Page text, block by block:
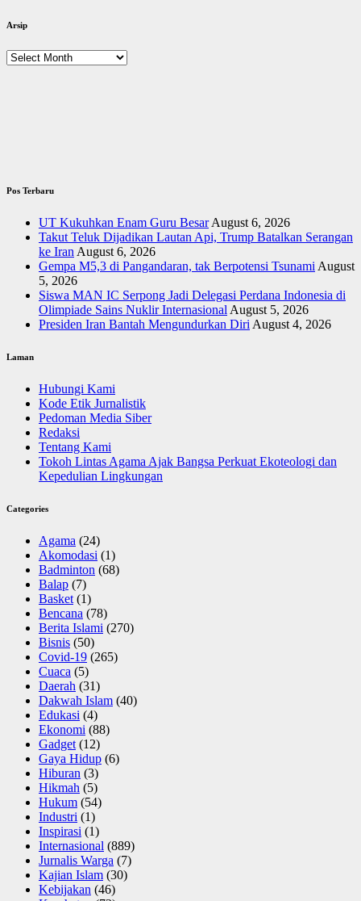
Arsip
Arsip
Pos Terbaru
UT Kukuhkan Enam Guru Besar August 6, 2026
Takut Teluk Dijadikan Lautan Api, Trump Batalkan Serangan
ke Iran August 6, 2026
Gempa M5,3 di Pangandaran, tak Berpotensi Tsunami August
5, 2026
Siswa MAN IC Serpong Jadi Delegasi Perdana Indonesia di
Olimpiade Sains Nuklir Internasional August 5, 2026
Presiden Iran Bantah Mengundurkan Diri August 4, 2026
Laman
Hubungi Kami
Kode Etik Jurnalistik
Pedoman Media Siber
Redaksi
Tentang Kami
Tokoh Lintas Agama Ajak Bangsa Perkuat Ekoteologi dan
Kepedulian Lingkungan
Categories
Agama (24)
Akomodasi (1)
Badminton (68)
Balap (7)
Basket (1)
Bencana (78)
Berita Islami (270)
Bisnis (50)
Covid-19 (265)
Cuaca (5)
Daerah (31)
Dakwah Islam (40)
Edukasi (4)
Ekonomi (88)
Gadget (12)
Gaya Hidup (6)
Hiburan (3)
Hikmah (5)
Hukum (54)
Industri (1)
Inspirasi (1)
Internasional (889)
Jurnalis Warga (7)
Kajian Islam (30)
Kebijakan (46)